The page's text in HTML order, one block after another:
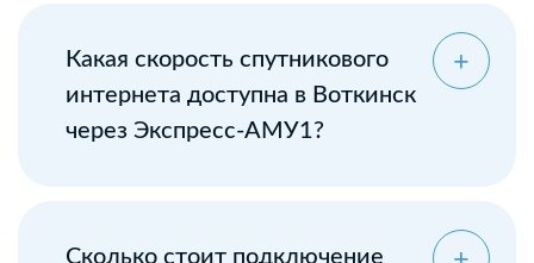
Какая скорость спутникового
интернета доступна в Воткинск
через Экспресс-АМУ1?
Сколько стоит подключение